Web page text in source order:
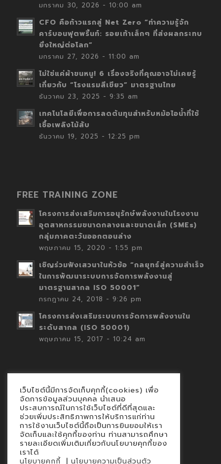
มกราคม 30, 2026 - 10:00 am
CFO คือก้าวแรกสู่ Net Zero “ทำความรู้จัก
คาร์บอนฟุตพริ้นท์: รอยเท้าเล็กๆ ที่ส่งผลกระทบ
ยิ่งใหญ่ต่อโลก”
มกราคม 27, 2026 - 11:00 am
ไม่ใช่แค่ผ้าขนหนู! 6 เรื่องจริงที่คุณอาจไม่เคยรู้
เกี่ยวกับ “โรงแรมสีเขียว” มาตรฐานไทย
ธันวาคม 23, 2025 - 9:35 am
เทคโนโลยีเพื่อการลดต้นทุนสำหรับหม้อไอน้ำที่ใช้
เชื้อเพลิงไม้สับ
ธันวาคม 19, 2025 - 12:25 pm
FREE TRAINING ZONE
โครงการส่งเสริมการอนุรักษ์พลังงานในโรงงาน
อุตสาหกรรมขนาดกลางและขนาดเล็ก (SMEs)
กลุ่มภาคตะวันออกตอนล่าง
พฤษภาคม 15, 2020 - 1:55 pm
เชิญร่วมฟังเสวนาในหัวข้อ “กลยุทธ์สู่ความสำเร็จ
ในการพัฒนาระบบการจัดการพลังงานสู่
มาตรฐานสากล ISO 50001”
กรกฎาคม 24, 2018 - 9:26 pm
โครงการส่งเสริมระบบการจัดการพลังงานใน
ระดับสากล (ISO 50001)
พฤษภาคม 15, 2017 - 10:24 am
Contact
นโยบายคุกกี้
นโยบายข้อมูลส่วนบุคคล
เว็บไซต์นี้มีการจัดเก็บคุกกี้(cookies) เพื่อ
จัดการข้อมูลส่วนบุคคล นำเสนอ
ประสบการณ์ในการใช้เว็บไซต์ที่ดีที่สุดและ
ช่วยเพิ่มประสิทธิภาพการให้บริการแก่ท่าน
การใช้งานเว็บไซต์นี้ถือเป็นการยินยอมให้เรา
จัดเก็บและใช้คุกกี้ของท่าน ท่านสามารถศึกษา
รายละเอียดเพิ่มเติมเกี่ยวกับนโยบายคุกกี้ของ
เราได้
นโยบายคุกกี้ | นโยบายความเป็นส่วนตัว